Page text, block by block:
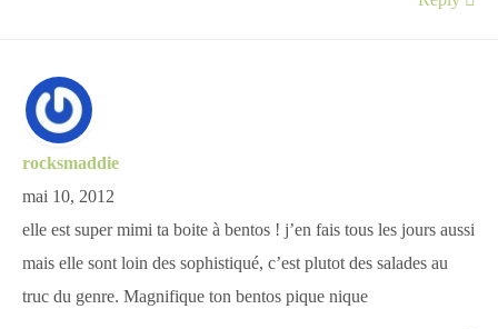
rocksmaddie
mai 10, 2012
elle est super mimi ta boite à bentos ! j’en fais tous les jours aussi
mais elle sont loin des sophistiqué, c’est plutot des salades au
truc du genre. Magnifique ton bentos pique nique